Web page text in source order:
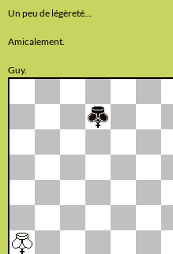
Un peu de légèreté...
Amicalement.
Guy.